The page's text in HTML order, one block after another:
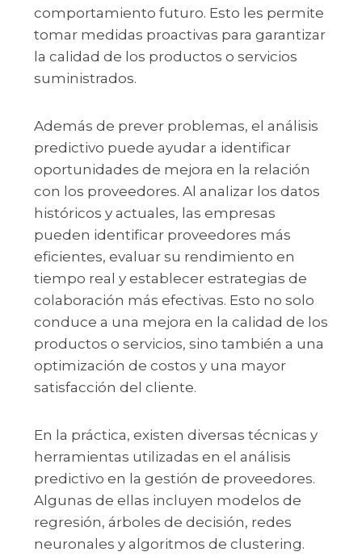
comportamiento futuro. Esto les permite
tomar medidas proactivas para garantizar
la calidad de los productos o servicios
suministrados.
Además de prever problemas, el análisis
predictivo puede ayudar a identificar
oportunidades de mejora en la relación
con los proveedores. Al analizar los datos
históricos y actuales, las empresas
pueden identificar proveedores más
eficientes, evaluar su rendimiento en
tiempo real y establecer estrategias de
colaboración más efectivas. Esto no solo
conduce a una mejora en la calidad de los
productos o servicios, sino también a una
optimización de costos y una mayor
satisfacción del cliente.
En la práctica, existen diversas técnicas y
herramientas utilizadas en el análisis
predictivo en la gestión de proveedores.
Algunas de ellas incluyen modelos de
regresión, árboles de decisión, redes
neuronales y algoritmos de clustering.